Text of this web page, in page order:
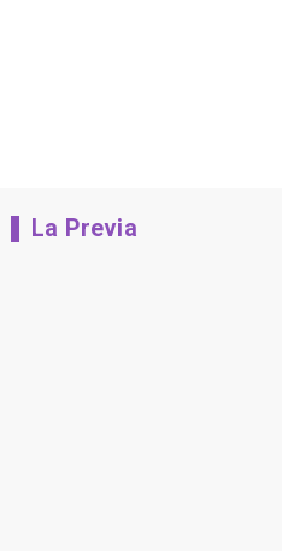
La Previa